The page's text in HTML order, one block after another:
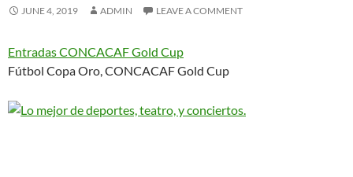
JUNE 4, 2019 ADMIN LEAVE A COMMENT
Entradas CONCACAF Gold Cup
Fútbol Copa Oro, CONCACAF Gold Cup